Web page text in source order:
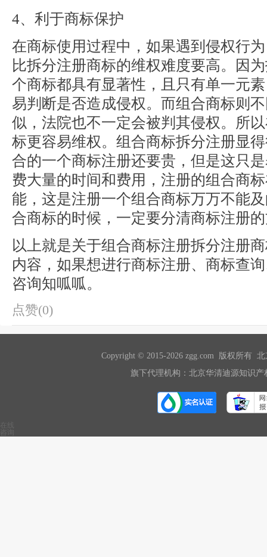
4、利于商标保护
在商标使用过程中，如果遇到侵权行
比拆分注册商标的维权难度要高。因
个商标都具有显著性，且只有单一元
易判断是否造成侵权。而组合商标则
似，法院也不一定会被判其侵权。所
标更容易维权。组合商标拆分注册显
合的一个商标注册还要贵，但是这只
费大量的时间和费用，注册的组合商
能，这是注册一个组合商标万万不能
合商标的时候，一定要分清商标注册
以上就是关于组合商标注册拆分注册
内容，如果想进行商标注册、商标查
咨询知呱呱。
点赞(0)
Copyright © 2015-2026 zgg.com 版权所有
旗下代理机构：北京华清迪源知识
咨询